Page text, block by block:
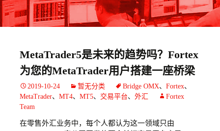
MetaTrader5是未来的趋势吗？Fortex
为您的MetaTrader用户搭建一座桥梁
2019-10-24 暂无分类 Bridge OMX、 Fortex、
MetaTrader、 MT4、 MT5、 交易平台、 外汇
Fortex
Team
在零售外汇业务中，每个人都认为这一领域只由